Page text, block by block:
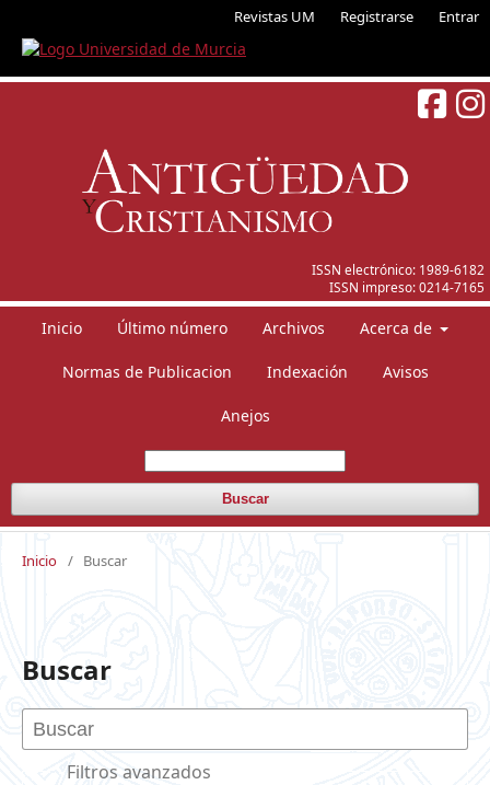
Revistas UM Registrarse Entrar
ISSN electrónico: 1989-6182
ISSN impreso:0214-7165
Inicio Último número Archivos Acerca de
Normas de Publicacion Indexación Avisos
Anejos
Buscar
Inicio / Buscar
Buscar
Filtros avanzados